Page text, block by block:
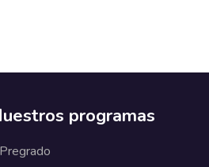
programas
Pregrado